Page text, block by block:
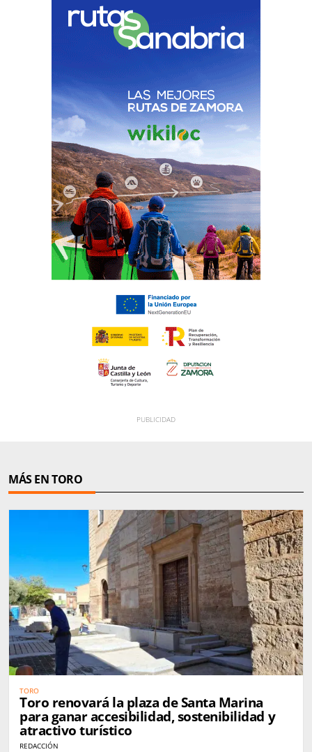
MÁS EN TORO
TORO
Toro renovará la plaza de Santa Marina
para ganar accesibilidad, sostenibilidad y
atractivo turístico
REDACCIÓN